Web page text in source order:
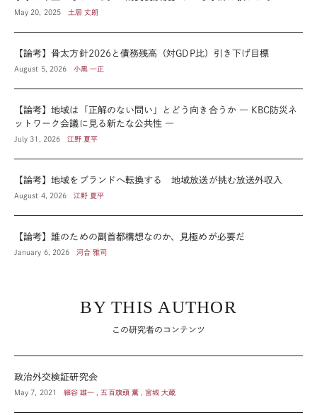
May 20, 2025 土居 丈朗
【論考】骨太方針2026と債務残高（対GDP比）引き下げ目標
August 5, 2026 小黒 一正
【論考】地域は「正解のない問い」とどう向き合うか ― KBC防災ネ
ットワーク会議に見る新たな公共性 ―
July 31, 2026 江野 夏平
【論考】地域をブランドへ転換する 地域放送が挑む放送外収入
August 4, 2026 江野 夏平
【論考】誰のための副首都構想なのか、見極めが必要だ
January 6, 2026 河合 雅司
BY THIS AUTHOR
この研究者のコンテンツ
政治外交検証研究会
May 7, 2021 細谷 雄一 , 五百旗頭 薫 , 宮城 大蔵